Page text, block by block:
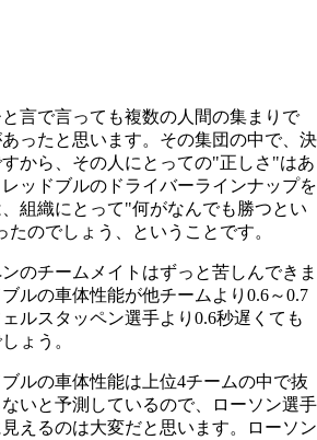
言で言っても複数の人間の集まりで
ったと思います。その集団の中で、決
から、その人にとっての"正しさ"はあ
ッドブルのドライバーラインナップを
組織にとって"何がなんでも勝つとい
たのでしょう、ということです。
のチームメイトはずっと苦しんできま
ルの車体性能が他チームより0.6～0.7
ルスタッペン選手より0.6秒遅くても
ょう。
ルの車体性能は上位4チームの中で抜
いと予測しているので、ローソン選手
えるのは大変だと思います。ローソン